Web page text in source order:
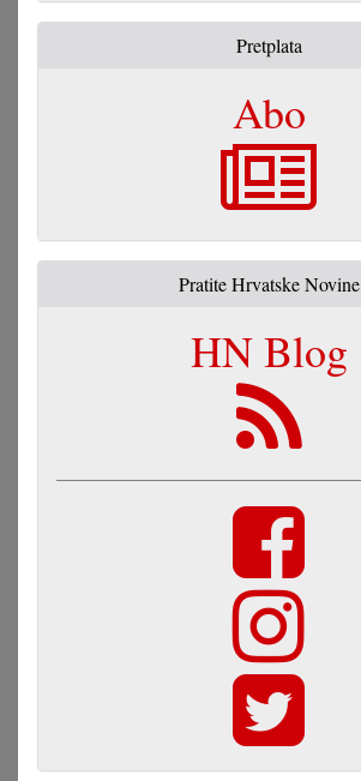
Pretplata
Abo
Pratite Hrvatske Novine
HN Blog